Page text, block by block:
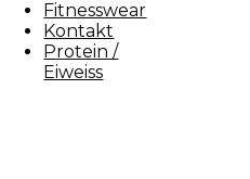
Fitnesswear
Kontakt
Protein /
Eiweiss